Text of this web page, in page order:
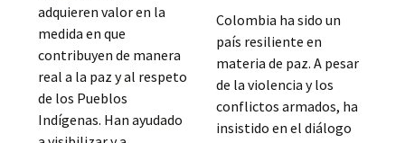
adquieren valor en la
medida en que
contribuyen de manera
real a la paz y al respeto
de los Pueblos
Indígenas. Han ayudado
Colombia ha sido un
país resiliente en
materia de paz. A pesar
de la violencia y los
conflictos armados, ha
insistido en el diálogo